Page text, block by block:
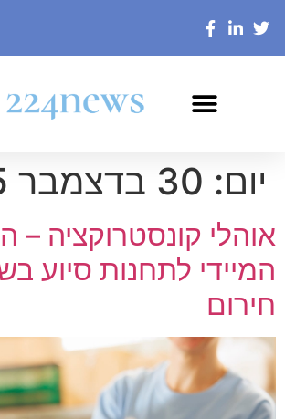
יום: 30 בדצמבר 2025
אוהלי קונסטרוקציה –
המיידי לתחנות סיוע
חירום